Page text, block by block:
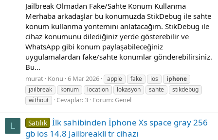
Jailbreak Olmadan Fake/Sahte Konum Kullanma
Merhaba arkadaşlar bu konumuzda StikDebug ile sahte
konum kullanma yöntemini anlatacağım. StikDebug ile
cihaz konumunu dilediğiniz yerde gösterebilir ve
WhatsApp gibi konum paylaşabileceğiniz
uygulamalardan fake/sahte konumlar gönderebilirsiniz.
Bu...
murat Konu 6 Mar 2026 apple fake ios
iphone
jailbreak
konum location lokasyon sahte
stikdebug
without
Cevaplar: 3 Forum: Genel
L Satılık İlk sahibinden İphone Xs space gray 256
gb ios 14.8 Jailbreakli tr cihazı